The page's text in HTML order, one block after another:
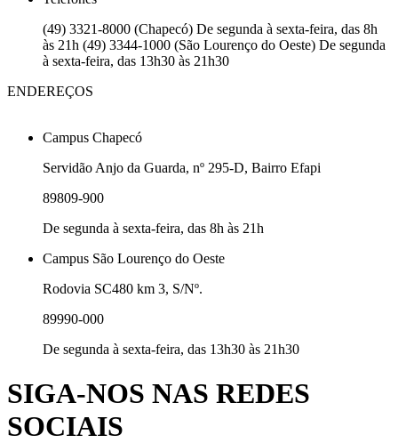
(49) 3321-8000 (Chapecó) De segunda à sexta-feira, das 8h
às 21h (49) 3344-1000 (São Lourenço do Oeste) De segunda
à sexta-feira, das 13h30 às 21h30
ENDEREÇOS
Campus Chapecó
Servidão Anjo da Guarda, nº 295-D, Bairro Efapi
89809-900
De segunda à sexta-feira, das 8h às 21h
Campus São Lourenço do Oeste
Rodovia SC480 km 3, S/Nº.
89990-000
De segunda à sexta-feira, das 13h30 às 21h30
SIGA-NOS NAS REDES
SOCIAIS